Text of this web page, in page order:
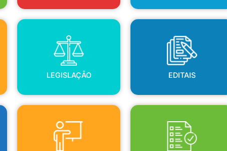
LEGISLAÇÃO
LEGISLAÇÃO
EDITAIS
EDITAIS
OFICINAS EDITAIS DE FOMENTO